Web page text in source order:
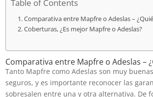
Table of Contents
Comparativa entre Mapfre o Adeslas –
Coberturas, ¿Es mejor Mapfre o Adeslas?
Comparativa entre Mapfre o Adeslas –
Tanto Mapfre como Adeslas son muy
seguros, y es importante reconocer las
sobresalen entre una y otra alternativa. De